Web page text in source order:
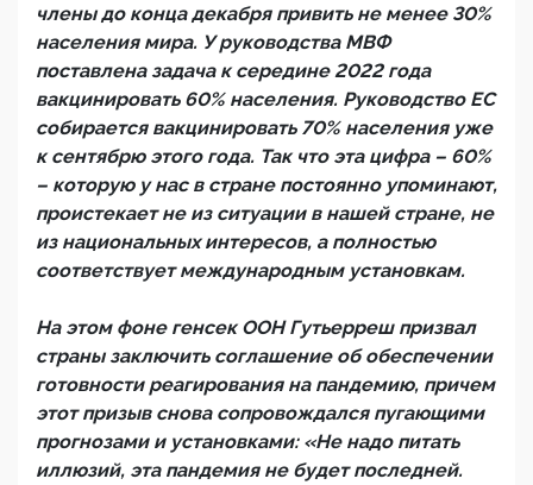
члены до конца декабря привить не менее 30%
населения мира. У руководства МВФ
поставлена задача к середине 2022 года
вакцинировать 60% населения. Руководство ЕС
собирается вакцинировать 70% населения уже
к сентябрю этого года. Так что эта цифра – 60%
– которую у нас в стране постоянно упоминают,
проистекает не из ситуации в нашей стране, не
из национальных интересов, а полностью
соответствует международным установкам.
На этом фоне генсек ООН Гутьерреш призвал
страны заключить соглашение об обеспечении
готовности реагирования на пандемию, причем
этот призыв снова сопровождался пугающими
прогнозами и установками: «Не надо питать
иллюзий, эта пандемия не будет последней.